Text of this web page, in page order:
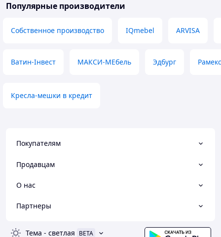
Популярные производители
Собственное производство IQmebel ARVISA
Ватин-Інвест МАКСИ-МЕбель Эдбург Рамекс
Кресла-мешки в кредит
Покупателям
Продавцам
О нас
Партнеры
Тема - светлая BETA